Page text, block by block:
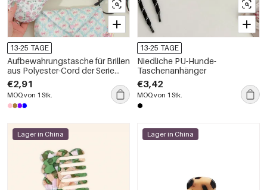
13-25 TAGE
Aufbewahrungstasche für Brillen
aus Polyester-Cord der Serie
„Romantic Series“ mit süßer
Blumen-Schleife
€2,91
MOQ von 1 Stk.
13-25 TAGE
Niedliche PU-Hunde-
Taschenanhänger
€3,42
MOQ von 1 Stk.
Lager in China Lager in China